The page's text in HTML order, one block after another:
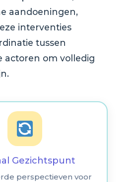
aandoeningen,
interventies
tussen
actoren om volledig
Gezichtspunt
perspectieven voor